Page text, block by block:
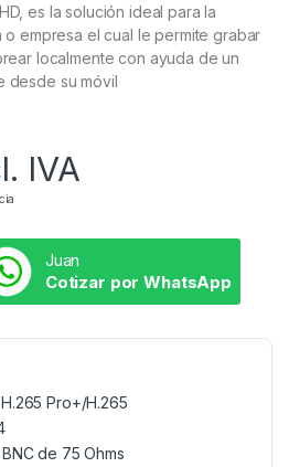
es la solución ideal para la
empresa el cual le permite grabar
localmente con ayuda de un
desde su móvil
IVA
Juan
Cotizar por WhatsApp
Pro+/H.265
de 75 Ohms